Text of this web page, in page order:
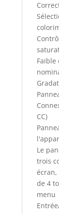
Faible
CC)
Le
trois
de 4
menu